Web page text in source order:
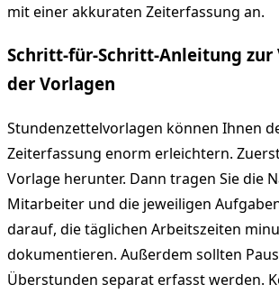
mit einer akkuraten Zeiterfassung an.
Schritt-für-Schritt-Anleitung zur
der Vorlagen
Stundenzettelvorlagen können Ihnen
Zeiterfassung enorm erleichtern.
Vorlage herunter. Dann tragen Sie die
Mitarbeiter und die jeweiligen
darauf, die täglichen Arbeitszeiten
dokumentieren. Außerdem sollten
Überstunden separat erfasst werden.